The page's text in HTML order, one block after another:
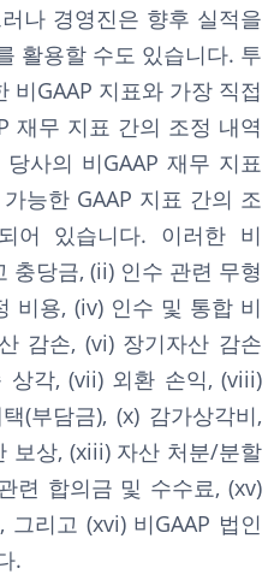
나 경영진은 향후 실적을
활용할 수도 있습니다. 투
비GAAP 지표와 가장 직접
재무 지표 간의 조정 내역
사의 비GAAP 재무 지표
능한 GAAP 지표 간의 조
어 있습니다. 이러한 비
충당금, (ii) 인수 관련 무형
비용, (iv) 인수 및 통합 비
감손, (vi) 장기자산 감손
상각, (vii) 외환 손익, (viii)
(부담금), (x) 감가상각비,
보상, (xiii) 자산 처분/분할
련 합의금 및 수수료, (xv)
리고 (xvi) 비GAAP 법인
.